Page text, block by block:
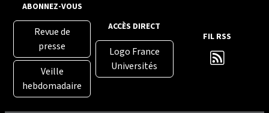
ABONNEZ-VOUS
Revue de
presse
Veille
hebdomadaire
ACCÈS DIRECT
Logo France
Universités
FIL RSS